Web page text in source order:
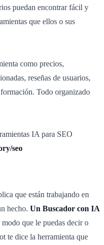
puedan encontrar fácil y
que ellos o sus
como precios,
reseñas de usuarios,
Todo organizado
IA para SEO
seo
que están trabajando en
hecho. Un Buscador con IA
que le puedas decir o
te dice la herramienta que